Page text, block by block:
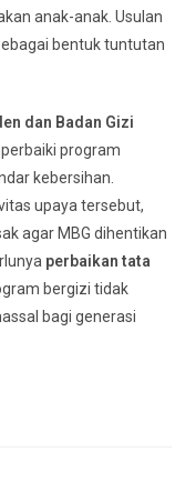
anak-anak. Usulan
bentuk tuntutan
dan Badan Gizi
program
kebersihan.
upaya tersebut,
agar MBG dihentikan
perbaikan tata
bergizi tidak
bagi generasi